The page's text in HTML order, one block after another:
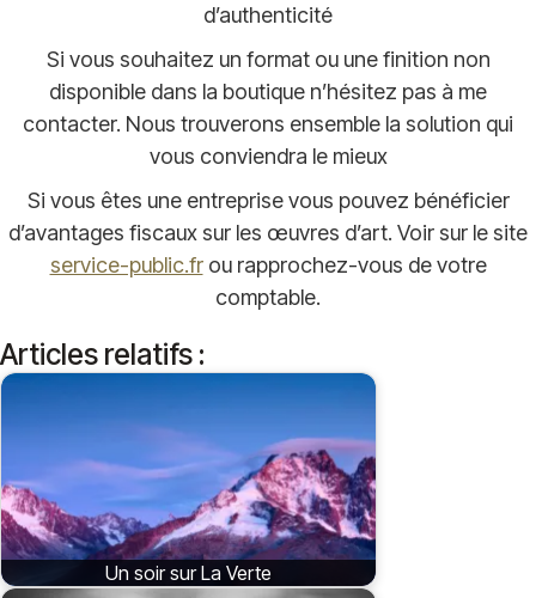
d’authenticité
Si vous souhaitez un format ou une finition non
disponible dans la boutique n’hésitez pas à me
contacter. Nous trouverons ensemble la solution qui
vous conviendra le mieux
Si vous êtes une entreprise vous pouvez bénéficier
d’avantages fiscaux sur les œuvres d’art. Voir sur le site
service-public.frou rapprochez-vous de votre
comptable.
Articles relatifs :
Un soir sur La Verte